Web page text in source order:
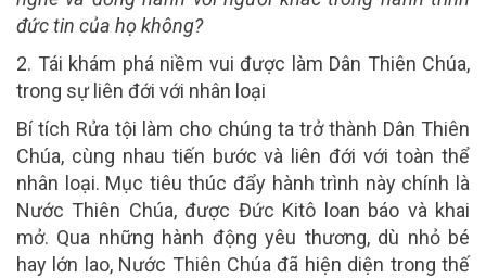
đức tin của họ không?
2. Tái khám phá niềm vui được làm Dân Thiên Chúa,
trong sự liên đới với nhân loại
Bí tích Rửa tội làm cho chúng ta trở thành Dân Thiên
Chúa, cùng nhau tiến bước và liên đới với toàn thể
nhân loại. Mục tiêu thúc đẩy hành trình này chính là
Nước Thiên Chúa, được Đức Kitô loan báo và khai
mở. Qua những hành động yêu thương, dù nhỏ bé
hay lớn lao, Nước Thiên Chúa đã hiện diện trong thế